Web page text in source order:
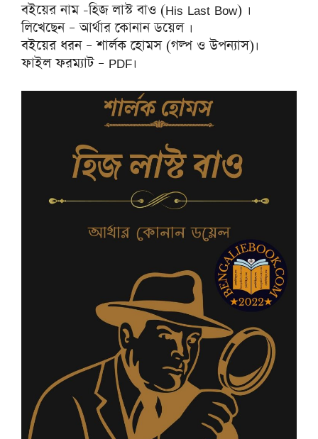
বইয়ের নাম -হিজ লাস্ট বাও (His Last Bow) ।
লিখেছেন – আর্থার কোনান ডয়েল ।
বইয়ের ধরন – শার্লক হোমস (গল্প ও উপন্যাস)।
ফাইল ফরম্যাট – PDF।